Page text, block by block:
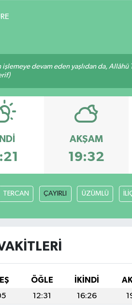
devam eden yaşlıdan da, Allâhü
AKŞAM
19:32
TERCAN ÇAYIRLI ÜZÜMLÜ
ÖĞLE İKINDI
12:31 16:26